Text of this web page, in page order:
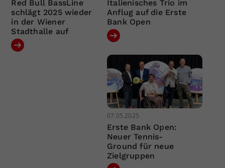
Red Bull BassLine
schlägt 2025 wieder
in der Wiener
Stadthalle auf
Italienisches Trio im
Anflug auf die Erste
Bank Open
07.05.2025
Erste Bank Open:
Neuer Tennis-
Ground für neue
Zielgruppen